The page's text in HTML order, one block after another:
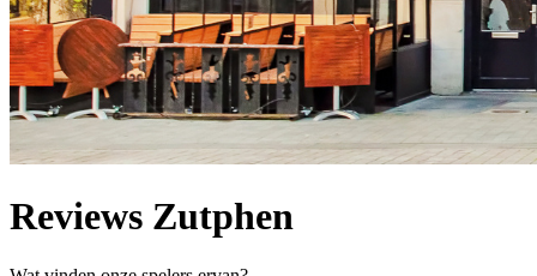
Reviews Zutphen